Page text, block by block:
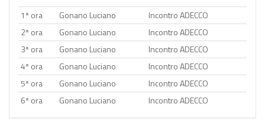
1ª ora
Gonano Luciano
Incontro ADECCO
2ª ora
Gonano Luciano
Incontro ADECCO
3ª ora
Gonano Luciano
Incontro ADECCO
4ª ora
Gonano Luciano
Incontro ADECCO
5ª ora
Gonano Luciano
Incontro ADECCO
6ª ora
Gonano Luciano Incontro ADECCO